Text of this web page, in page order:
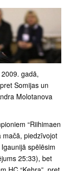
v
a
i
gadā,
Somijas un
Molotanova
“Riihimaen
mačā, piedzīvojot
spēlēsim
25:33), bet